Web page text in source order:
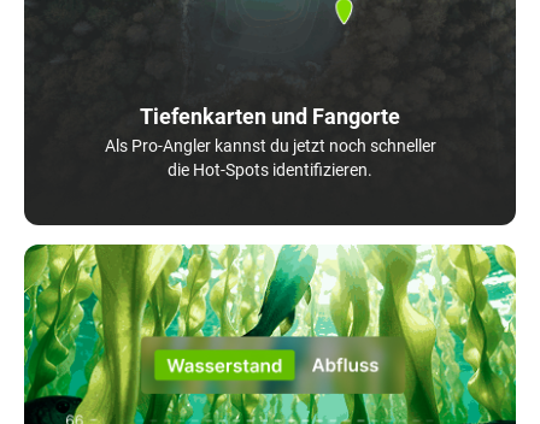
Tiefenkarten und Fangorte
Als Pro-Angler kannst du jetzt noch schneller
die Hot-Spots identifizieren.